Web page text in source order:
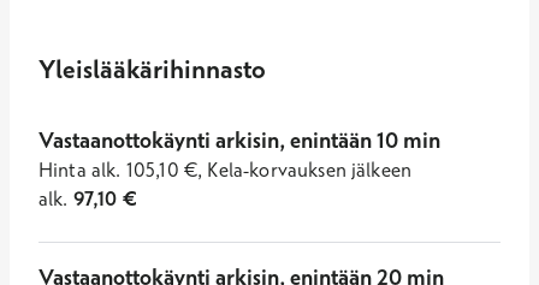
Yleislääkärihinnasto
Vastaanottokäynti arkisin, enintään 10 min
Hinta alk. 105,10 €, Kela-korvauksen jälkeen
alk. 97,10 €
Vastaanottokäynti arkisin, enintään 20 min